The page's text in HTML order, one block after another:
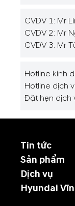
CVDV 1: Mr
CVDV 2: Mr
CVDV 3: Mr
Hotline kinh
Hotline dịch
Đặt hẹn dịch
Tin tức
Sản phẩm
Dịch vụ
Hyundai